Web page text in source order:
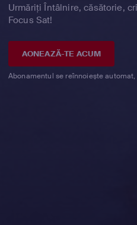
Urmăriți Întâlnire, căsătorie,
Focus Sat!
AONEAZĂ-TE ACUM
Abonamentul se reînnoiește